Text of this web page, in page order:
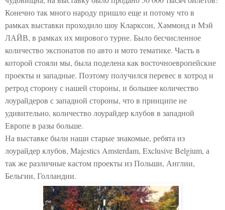
Конечно так много народу пришло еще и потому что в
рамках выставки проходило шоу Кларксон, Хаммонд и Мэй
ЛАЙВ, в рамках их мирового турне. Было бесчисленное
количество экспонатов по авто и мото тематике. Часть в
которой стояли мы, была поделена как восточноевропейские
проекты и западные. Поэтому получился перевес в хотрод и
ретрод сторону с нашей стороны, и большее количество
лоурайдеров с западной стороны, что в принципе не
удивительно, количество лоурайдер клубов в западной
Европе в разы больше.
На выставке были наши старые знакомые, ребята из
лоурайдер клубов, Majestics Amsterdam, Exclusive Belgium, а
так же различные кастом проекты из Польши, Англии,
Бельгии, Голландии.